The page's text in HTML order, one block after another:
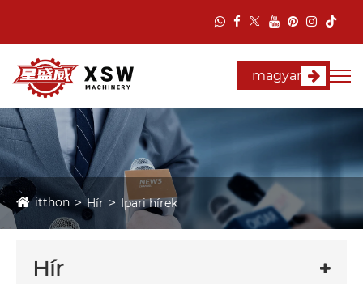
magyar
itthon Hír Ipari hírek
Hír